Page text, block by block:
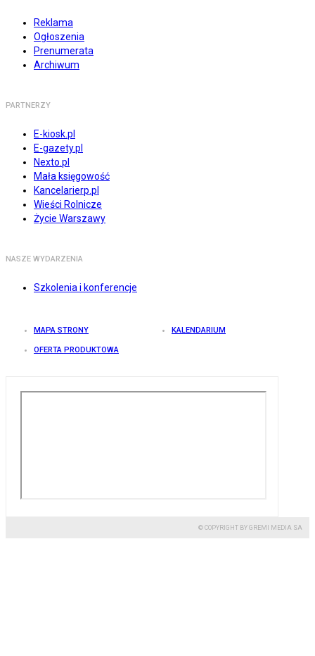
Reklama
Ogłoszenia
Prenumerata
Archiwum
PARTNERZY
E-kiosk.pl
E-gazety.pl
Nexto.pl
Mała księgowość
Kancelarierp.pl
Wieści Rolnicze
Życie Warszawy
NASZE WYDARZENIA
Szkolenia i konferencje
MAPA STRONY KALENDARIUM
OFERTA PRODUKTOWA
© COPYRIGHT BY GREMI MEDIA SA